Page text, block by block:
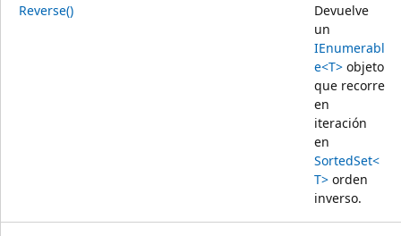
Reverse()
Devuelve
un
IEnumerabl
e<T> objeto
que recorre
en
iteración
en
SortedSet<
T> orden
inverso.